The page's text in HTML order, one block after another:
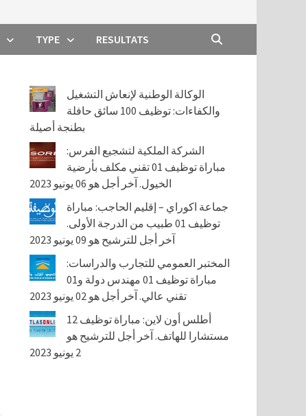
TYPE RESULTATS
الوكالة الوطنية لإنعاش التشغيل
والكفاءات: توظيف 100 سائق حافلة
بطنجة أصيلة
الشركة الملكية لتشجيع الفرس:
مباراة توظيف 01 تقني مكلف بأرضية
الخيول. آخر أجل هو 06 يونيو 2023
جماعة اكوراي – إقليم الحاجب: مباراة
توظيف 01 طبيب من الدرجة الأولى.
آخر أجل للترشيح هو 09 يونيو 2023
المختبر العمومي للتجارب والدراسات:
مباراة توظيف 01 مهندس دولة و01
تقني عالي. آخر أجل هو 02 يونيو 2023
أطلس أون لاين: مباراة توظيف 12
مستشارا للهاتف. آخر أجل للترشيح هو
2 يونيو 2023